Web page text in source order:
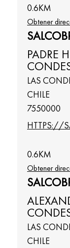
0.6KM
Obtener
PADRE
LAS
CHILE
7550000
HTTPS://
0.6KM
Obtener
LAS
CHILE